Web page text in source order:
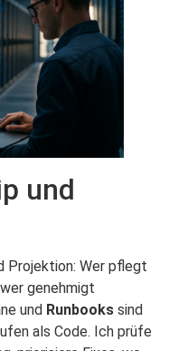
und
Projektion: Wer pflegt
genehmigt
und Runbooks sind
als Code. Ich prüfe